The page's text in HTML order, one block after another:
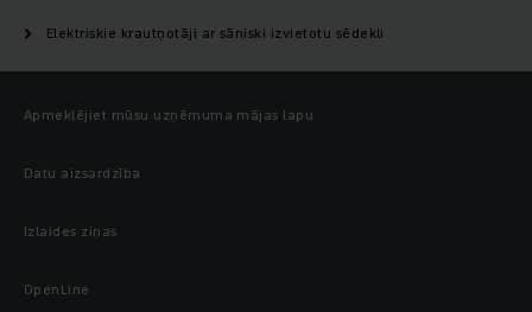
Elektriskie krautņotāji ar sāniski izvietotu sēdekli
Apmeklējiet mūsu uzņēmuma mājas lapu
Datu aizsardzība
Izlaides ziņas
OpenLine